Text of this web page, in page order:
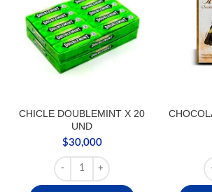
CHICLE DOUBLEMINT X 20
UND
$30,000
CHICLE DOUBLEMINT X 20 UND